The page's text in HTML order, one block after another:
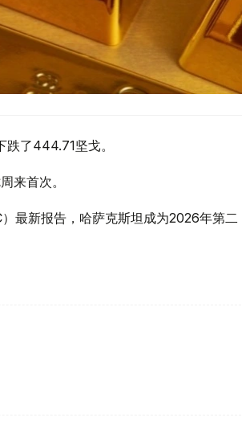
了444.71坚戈。
来首次。
最新报告，哈萨克斯坦成为2026年第二